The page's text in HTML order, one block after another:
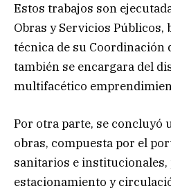
Estos trabajos son
Obras y Servicios
técnica de su Coordinación
también se encargara del
multifacético
Por otra parte, se concluyó
obras, compuesta por el
sanitarios e institucionales,
estacionamiento y